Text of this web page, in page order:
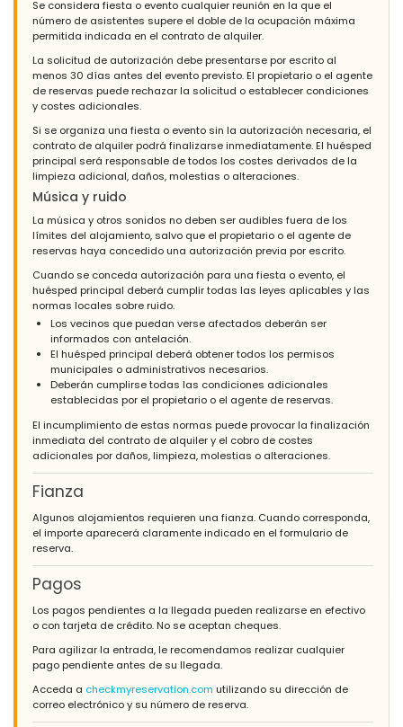
Se considera fiesta o evento cualquier reunión en la que el
número de asistentes supere el doble de la ocupación máxima
permitida indicada en el contrato de alquiler.
La solicitud de autorización debe presentarse por escrito al
menos 30 días antes del evento previsto. El propietario o el agente
de reservas puede rechazar la solicitud o establecer condiciones
y costes adicionales.
Si se organiza una fiesta o evento sin la autorización necesaria, el
contrato de alquiler podrá finalizarse inmediatamente. El huésped
principal será responsable de todos los costes derivados de la
limpieza adicional, daños, molestias o alteraciones.
Música y ruido
La música y otros sonidos no deben ser audibles fuera de los
límites del alojamiento, salvo que el propietario o el agente de
reservas haya concedido una autorización previa por escrito.
Cuando se conceda autorización para una fiesta o evento, el
huésped principal deberá cumplir todas las leyes aplicables y las
normas locales sobre ruido.
Los vecinos que puedan verse afectados deberán ser
informados con antelación.
El huésped principal deberá obtener todos los permisos
municipales o administrativos necesarios.
Deberán cumplirse todas las condiciones adicionales
establecidas por el propietario o el agente de reservas.
El incumplimiento de estas normas puede provocar la finalización
inmediata del contrato de alquiler y el cobro de costes
adicionales por daños, limpieza, molestias o alteraciones.
Fianza
Algunos alojamientos requieren una fianza. Cuando corresponda,
el importe aparecerá claramente indicado en el formulario de
reserva.
Pagos
Los pagos pendientes a la llegada pueden realizarse en efectivo
o con tarjeta de crédito. No se aceptan cheques.
Para agilizar la entrada, le recomendamos realizar cualquier
pago pendiente antes de su llegada.
Acceda a checkmyreservation.com utilizando su dirección de
correo electrónico y su número de reserva.